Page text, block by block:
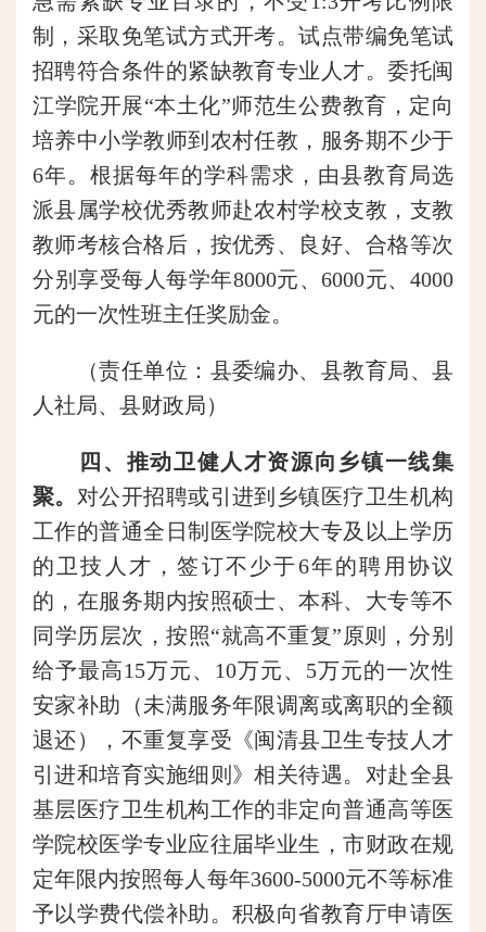
制，采取免笔试方式开考。试点带编免笔试
招聘符合条件的紧缺教育专业人才。委托闽
江学院开展“本土化”师范生公费教育，定向
培养中小学教师到农村任教，服务期不少于
6年。根据每年的学科需求，由县教育局选
派县属学校优秀教师赴农村学校支教，支教
教师考核合格后，按优秀、良好、合格等次
分别享受每人每学年8000元、6000元、4000
元的一次性班主任奖励金。
（责任单位：县委编办、县教育局、县
人社局、县财政局）
四、推动卫健人才资源向乡镇一线集
聚。 对公开招聘或引进到乡镇医疗卫生机构
工作的普通全日制医学院校大专及以上学历
的卫技人才，签订不少于6年的聘用协议
的，在服务期内按照硕士、本科、大专等不
同学历层次，按照“就高不重复”原则，分别
给予最高15万元、10万元、5万元的一次性
安家补助（未满服务年限调离或离职的全额
退还），不重复享受《闽清县卫生专技人才
引进和培育实施细则》相关待遇。对赴全县
基层医疗卫生机构工作的非定向普通高等医
学院校医学专业应往届毕业生，市财政在规
定年限内按照每人每年3600-5000元不等标准
予以学费代偿补助。积极向省教育厅申请医